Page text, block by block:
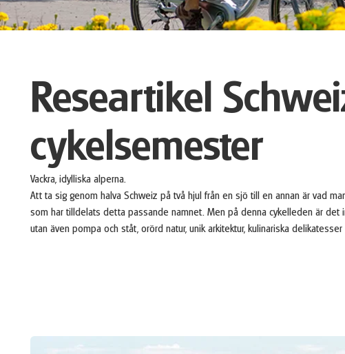
Researtikel
cykelsemester
Vackra, idylliska alperna.
Att ta sig genom halva Schweiz på två hjul från en sjö till en annan är vad
som har tilldelats detta passande namnet. Men på denna cykelleden är det
utan även pompa och ståt, orörd natur, unik arkitektur, kulinariska